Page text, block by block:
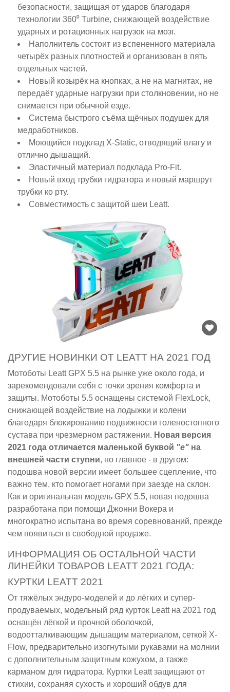
безопасности, защищая от ударов благодаря
технологии 360⁰ Turbine, снижающей воздействие
ударных и ротационных нагрузок на мозг.
Наполнитель состоит из вспененного материала
четырёх разных плотностей и организован в пять
отдельных частей.
Новый козырёк на кнопках, а не на магнитах, не
передаёт ударные нагрузки при столкновении, но не
снимается при обычной езде.
Система быстрого съёма щёчных подушек для
медработников.
Моющийся подклад X-Static, отводящий влагу и
отлично дышащий.
Эластичный материал подклада Pro-Fit.
Новый вход трубки гидратора и новый маршрут
трубки ко рту.
Совместимость с защитой шеи Leatt.
ДРУГИЕ НОВИНКИ ОТ LEATT НА 2021 ГОД
Мотоботы Leatt GPX 5.5 на рынке уже около года, и
зарекомендовали себя с точки зрения комфорта и
защиты. Мотоботы 5.5 оснащены системой FlexLock,
снижающей воздействие на лодыжки и колени
благодаря блокированию подвижности голеностопного
сустава при чрезмерном растяжении. Новая версия
2021 года отличается маленькой буквой "e" на
внешней части ступни, но главное - в другом:
подошва новой версии имеет большее сцепление, что
важно тем, кто помогает ногами при заезде на склон.
Как и оригинальная модель GPX 5.5, новая подошва
разработана при помощи Джонни Вокера и
многократно испытана во время соревнований, прежде
чем появиться в свободной продаже.
ИНФОРМАЦИЯ ОБ ОСТАЛЬНОЙ ЧАСТИ
ЛИНЕЙКИ ТОВАРОВ LEATT 2021 ГОДА:
КУРТКИ LEATT 2021
От тяжёлых эндуро-моделей и до лёгких и супер-
продуваемых, модельный ряд курток Leatt на 2021 год
оснащён лёгкой и прочной оболочкой,
водоотталкивающим дышащим материалом, сеткой X-
Flow, предварительно изогнутыми рукавами на молнии
с дополнительным защитным кожухом, а также
карманом для гидратора. Куртки Leatt защищают от
стихии, сохраняя сухость и хороший обдув для